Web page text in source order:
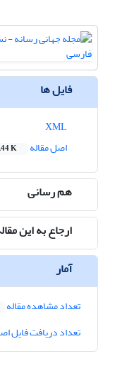
فایل ها
اصل مقاله
K
هم رسانی
ارجاع به این
آمار
تعداد مشاهده مقاله
تعداد دریافت فایل